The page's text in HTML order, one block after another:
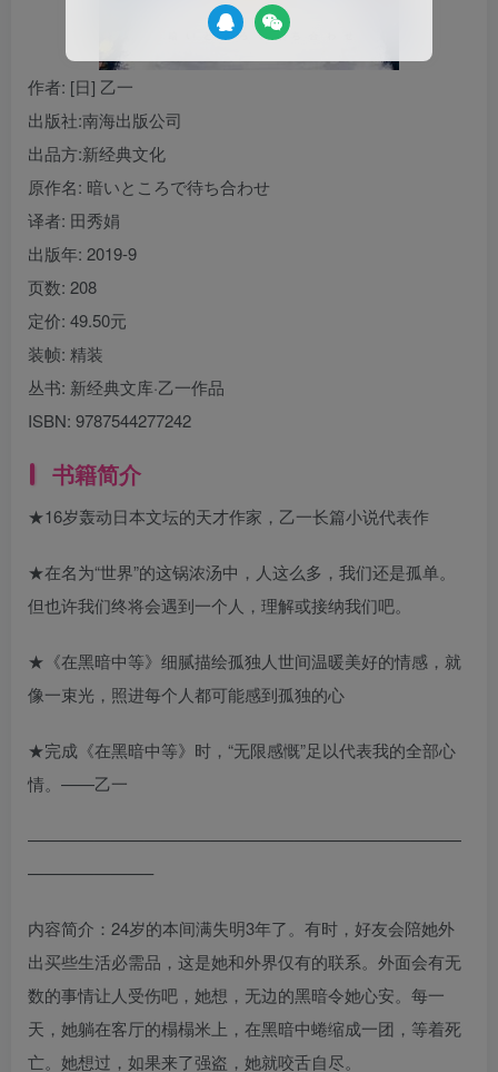
作者: [日] 乙一
出版社:南海出版公司
出品方:新经典文化
原作名: 暗いところで待ち合わせ
译者: 田秀娟
出版年: 2019-9
页数: 208
定价: 49.50元
装帧: 精装
丛书: 新经典文库·乙一作品
ISBN: 9787544277242
书籍简介
★16岁轰动日本文坛的天才作家，乙一长篇小说代表作
★在名为“世界”的这锅浓汤中，人这么多，我们还是孤单。
但也许我们终将会遇到一个人，理解或接纳我们吧。
★《在黑暗中等》细腻描绘孤独人世间温暖美好的情感，就
像一束光，照进每个人都可能感到孤独的心
★完成《在黑暗中等》时，“无限感慨”足以代表我的全部心
情。——乙一
——————————————————————————
———————–
内容简介：24岁的本间满失明3年了。有时，好友会陪她外
出买些生活必需品，这是她和外界仅有的联系。外面会有无
数的事情让人受伤吧，她想，无边的黑暗令她心安。每一
天，她躺在客厅的榻榻米上，在黑暗中蜷缩成一团，等着死
亡。她想过，如果来了强盗，她就咬舌自尽。